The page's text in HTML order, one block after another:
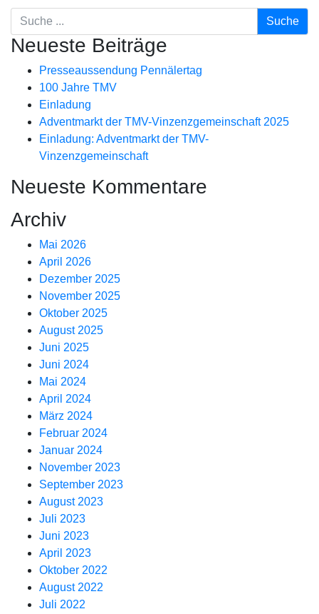
Neueste Beiträge
Presseaussendung Pennälertag
100 Jahre TMV
Einladung
Adventmarkt der TMV-Vinzenzgemeinschaft 2025
Einladung: Adventmarkt der TMV-
Vinzenzgemeinschaft
Neueste Kommentare
Archiv
Mai 2026
April 2026
Dezember 2025
November 2025
Oktober 2025
August 2025
Juni 2025
Juni 2024
Mai 2024
April 2024
März 2024
Februar 2024
Januar 2024
November 2023
September 2023
August 2023
Juli 2023
Juni 2023
April 2023
Oktober 2022
August 2022
Juli 2022